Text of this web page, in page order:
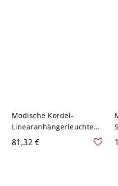
Modische Kordel-
Linearanhängerleuchte
für die Kücheninsel mit 3
Lichtern & transluzentem
81,32 €